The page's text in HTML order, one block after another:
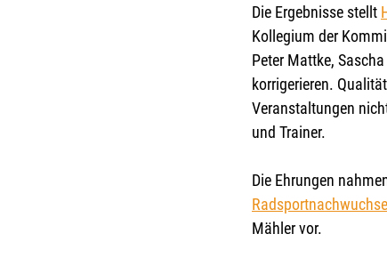
Die Ergebnisse stellt
Kollegium der
Peter Mattke,
korrigerieren.
Veranstaltungen
und Trainer.
Die Ehrungen
Mähler vor.